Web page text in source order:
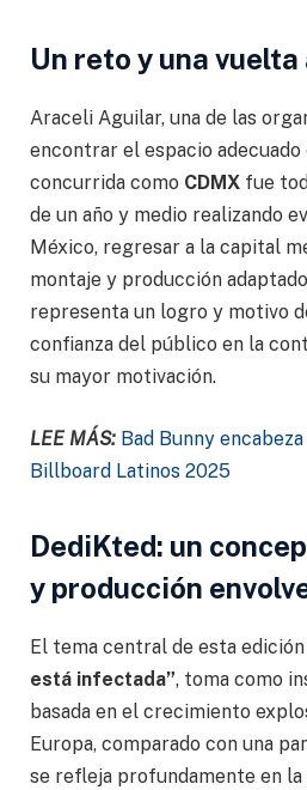
Un reto y una vuelta
Araceli Aguilar, una de las
encontrar el espacio
concurrida como CDMX fue
de un año y medio realizando
México, regresar a la capital
montaje y producción
representa un logro y motivo
confianza del público en la
su mayor motivación.
LEE MÁS: Bad Bunny
Billboard Latinos 2025
DediKted: un
y producción
El tema central de esta edición
está infectada”, toma como
basada en el crecimiento
Europa, comparado con una
se refleja profundamente en